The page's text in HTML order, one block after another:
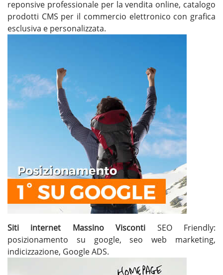
reponsive professionale per la vendita online, catalogo
prodotti CMS per il commercio elettronico con grafica
esclusiva e personalizzata.
Siti internet Massino Visconti SEO Friendly:
posizionamento su google, seo web marketing,
indicizzazione, Google ADS.